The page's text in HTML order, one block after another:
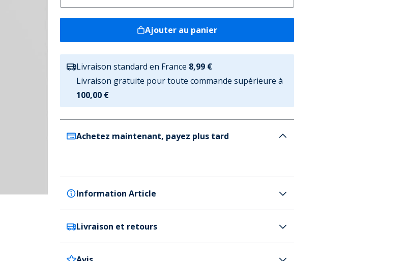
Ajouter au panier
Livraison standard en France 8,99 €
Livraison gratuite pour toute commande supérieure à
100,00 €
Achetez maintenant, payez plus tard
Information Article
Hurley
Hurley T-shirt graphique Econolines Homme Olive/Khaki
Couleur
Livraison et retours